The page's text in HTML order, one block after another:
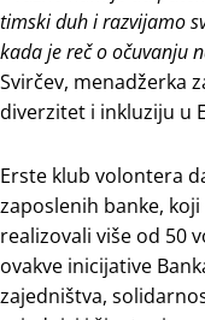
timski duh i razvijamo
kada je reč o očuvanju
Svirčev, menadžerka
diverzitet i inkluziju u
Erste klub volontera
zaposlenih banke,
realizovali više od 50
ovakve inicijative
zajedništva,